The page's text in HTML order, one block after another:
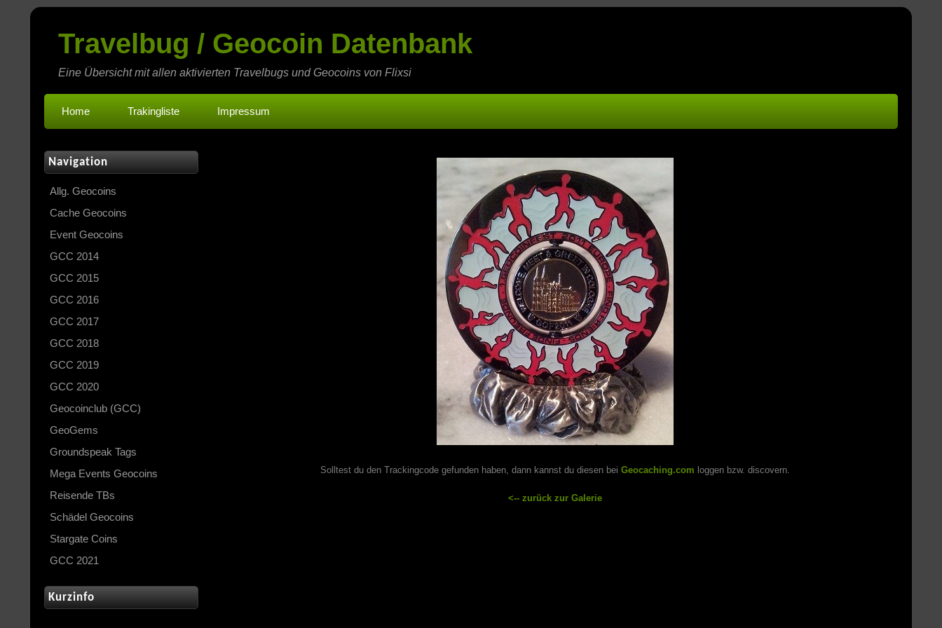
Travelbug / Geocoin Datenbank
Eine Übersicht mit allen aktivierten Travelbugs und Geocoins von Flixsi
Home Trakingliste Impressum
Navigation
Allg. Geocoins
Cache Geocoins
Event Geocoins
GCC 2014
GCC 2015
GCC 2016
GCC 2017
GCC 2018
GCC 2019
GCC 2020
Geocoinclub (GCC)
GeoGems
Groundspeak Tags
Mega Events Geocoins
Reisende TBs
Schädel Geocoins
Stargate Coins
GCC 2021
Kurzinfo
Solltest du den Trackingcode gefunden haben, dann kannst du diesen bei Geocaching.com loggen bzw. discovern.
<-- zurück zur Galerie